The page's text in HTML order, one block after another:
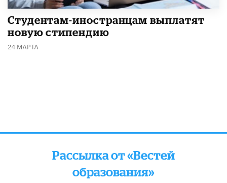
Студентам-иностранцам выплатят
новую стипендию
24 МАРТА
Рассылка от «Вестей
образования»